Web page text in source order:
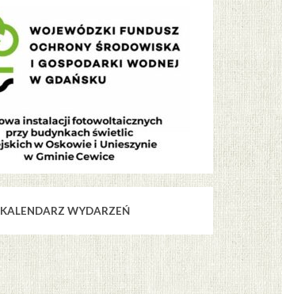
KALENDARZ WYDARZEŃ